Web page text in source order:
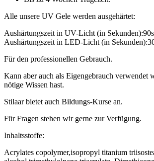
Alle unsere UV Gele werden ausgehärtet:
Aushärtungszeit in UV-Licht (in
Aushärtungszeit in LED-Licht (in
Für den professionellen Gebrauch.
Kann aber auch als Eigengebrauch verwendet
nötige Wissen hast.
Stilaar bietet auch Bildungs-Kurse an.
Für Fragen stehen wir gerne zur Verfügung.
Inhaltsstoffe:
Acrylates copolymer,isopropyl titanium